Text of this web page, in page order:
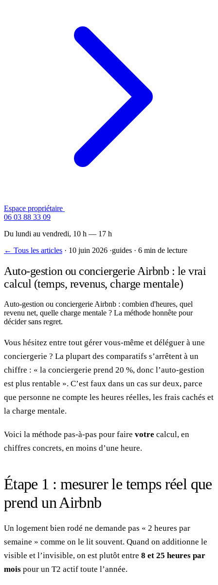
Espace propriétaire
06 03 88 33 09
Du lundi au vendredi, 10 h — 17 h
← Tous les articles · 10 juin 2026 ·guides · 6 min de lecture
Auto-gestion ou conciergerie Airbnb : le vrai
calcul (temps, revenus, charge mentale)
Auto-gestion ou conciergerie Airbnb : combien d'heures, quel
revenu net, quelle charge mentale ? La méthode honnête pour
décider sans regret.
Vous hésitez entre tout gérer vous-même et déléguer à une
conciergerie ? La plupart des comparatifs s’arrêtent à un
chiffre : « la conciergerie prend 20 %, donc l’auto-gestion
est plus rentable ». C’est faux dans un cas sur deux, parce
que personne ne compte les heures réelles, les frais cachés et
la charge mentale.
Voici la méthode pas-à-pas pour faire votre calcul, en
chiffres concrets, en moins d’une heure.
Étape 1 : mesurer le temps réel que
prend un Airbnb
Un logement bien rodé ne demande pas « 2 heures par
semaine » comme on le lit souvent. Quand on additionne le
visible et l’invisible, on est plutôt entre 8 et 25 heures par
mois pour un T2 actif toute l’année.